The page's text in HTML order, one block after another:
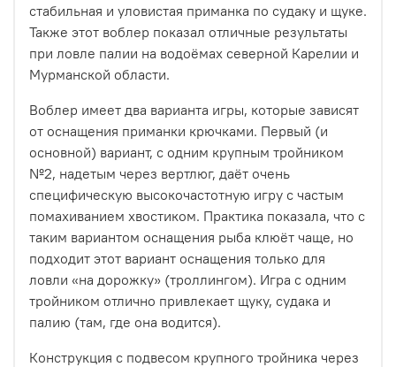
стабильная и уловистая приманка по судаку и щуке.
Также этот воблер показал отличные результаты
при ловле палии на водоёмах северной Карелии и
Мурманской области.
Воблер имеет два варианта игры, которые зависят
от оснащения приманки крючками. Первый (и
основной) вариант, с одним крупным тройником
№2, надетым через вертлюг, даёт очень
специфическую высокочастотную игру с частым
помахиванием хвостиком. Практика показала, что с
таким вариантом оснащения рыба клюёт чаще, но
подходит этот вариант оснащения только для
ловли «на дорожку» (троллингом). Игра с одним
тройником отлично привлекает щуку, судака и
палию (там, где она водится).
Конструкция с подвесом крупного тройника через